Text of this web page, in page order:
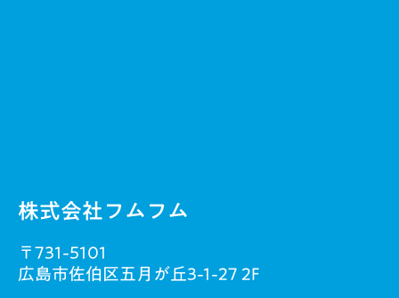
株式会社フムフム
〒731-5101
広島市佐伯区五月が丘3-1-27 2F